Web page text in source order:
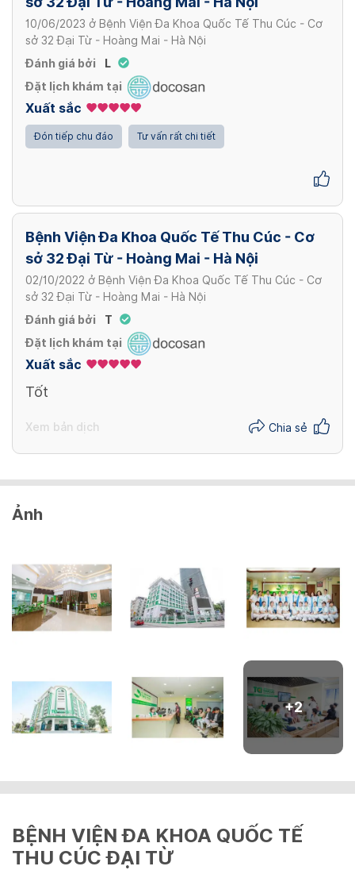
Xem thêm
295,000 VND
Chọc hút kim nhỏ tuyến vú dưới hướng dẫn
của siêu âm, chụp vú [02 vị trí]
3,000,000 VND
Test HP
700,000 VND
Nội soi dạ dày ống mềm có sinh thiết_ Lấy
mẫu bệnh phẩm XN. Test HP
700,000 VND
2,200,000 VND
Gói khám – nam – khám sức khỏe tổng quát
định kỳ – nâng cao
3,200,000 VND
4,621,000 VND
Xem thêm
10/06/2023 ở Bệnh Viện Đa Khoa Quốc Tế Thu Cúc - Cơ
sở 32 Đại Từ - Hoàng Mai - Hà Nội
Đánh giá bởi
L
Đặt lịch khám tại
Xuất sắc
Đón tiếp chu đáo Tư vấn rất chi tiết
Bệnh Viện Đa Khoa Quốc Tế Thu Cúc - Cơ
sở 32 Đại Từ - Hoàng Mai - Hà Nội
02/10/2022 ở Bệnh Viện Đa Khoa Quốc Tế Thu Cúc - Cơ
sở 32 Đại Từ - Hoàng Mai - Hà Nội
Đánh giá bởi
T
Đặt lịch khám tại
Xuất sắc
Tốt
Xem bản dịch Chia sẻ
Ảnh
+2
BỆNH VIỆN ĐA KHOA QUỐC TẾ
THU CÚC ĐẠI TỪ